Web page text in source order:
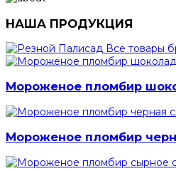
НАША ПРОДУКЦИЯ
Все товары
Мороженое пломбир
Мороженое пломбир